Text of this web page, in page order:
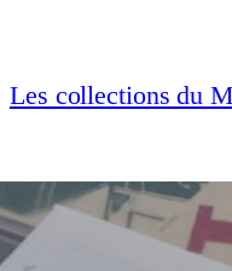
Les collections du